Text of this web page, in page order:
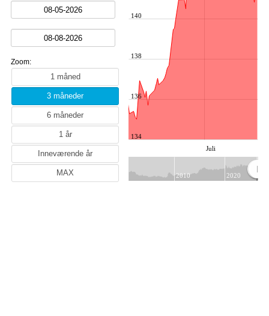
AUD (Australske dollar)
CZK (Tsjekkiske koruna)
HKD (Hong Kong dollar)
HUF (Ungarske forinter)
IDR (Indonesiske rupiah)
ILS (Israelske shekel)
INR (Indiske rupi)
JPY (Japanske yen)
KRW (Sørkoreanske won)
MXN (Meksikanske peso)
Zoom:
Juli
134
136
138
140
2010 2020